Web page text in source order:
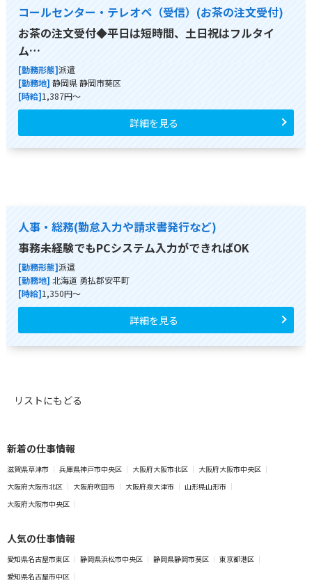
コールセンター・テレオペ（受信）(お茶の注文受付)
お茶の注文受付◆平日は短時間、土日祝はフルタイ
ム…
[勤務形態]派遣
[勤務地] 静岡県 静岡市葵区
[時給]1,387円～
詳細を見る
人事・総務(勤怠入力や請求書発行など)
事務未経験でもPCシステム入力ができればOK
[勤務形態]派遣
[勤務地] 北海道 勇払郡安平町
[時給]1,350円～
詳細を見る
リストにもどる
新着の仕事情報
滋賀県草津市 兵庫県神戸市中央区 大阪府大阪市北区
大阪府大阪市中央区
大阪府大阪市北区
大阪府吹田市 大阪府泉大津市
山形県山形市
大阪府大阪市中央区
人気の仕事情報
愛知県名古屋市東区 静岡県浜松市中央区 静岡県静岡市葵区
東京都港区
愛知県名古屋市中区